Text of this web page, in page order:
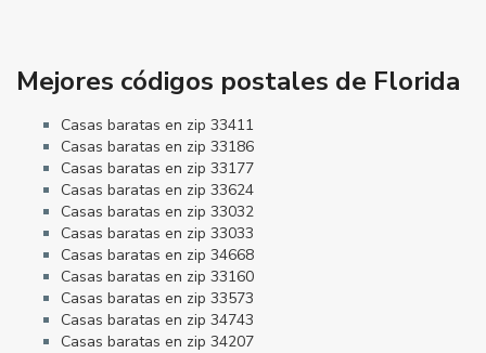
Mejores códigos postales de Florida
Casas baratas en zip 33411
Casas baratas en zip 33186
Casas baratas en zip 33177
Casas baratas en zip 33624
Casas baratas en zip 33032
Casas baratas en zip 33033
Casas baratas en zip 34668
Casas baratas en zip 33160
Casas baratas en zip 33573
Casas baratas en zip 34743
Casas baratas en zip 34207